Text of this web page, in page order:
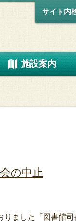
サイト内
施設案内
の中止
ました「図書館